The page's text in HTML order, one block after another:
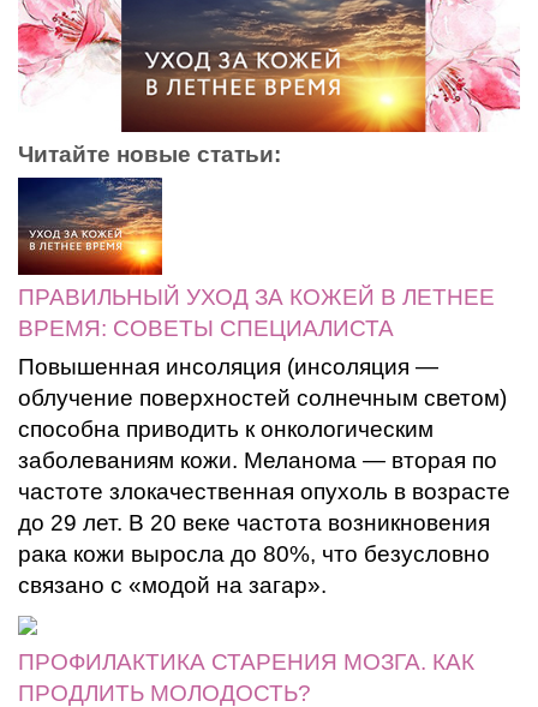
Читайте новые статьи:
ПРАВИЛЬНЫЙ УХОД ЗА КОЖЕЙ В ЛЕТНЕЕ
ВРЕМЯ: СОВЕТЫ СПЕЦИАЛИСТА
Повышенная инсоляция (инсоляция —
облучение поверхностей солнечным светом)
способна приводить к онкологическим
заболеваниям кожи. Меланома — вторая по
частоте злокачественная опухоль в возрасте
до 29 лет. В 20 веке частота возникновения
рака кожи выросла до 80%, что безусловно
связано с «модой на загар».
ПРОФИЛАКТИКА СТАРЕНИЯ МОЗГА. КАК
ПРОДЛИТЬ МОЛОДОСТЬ?